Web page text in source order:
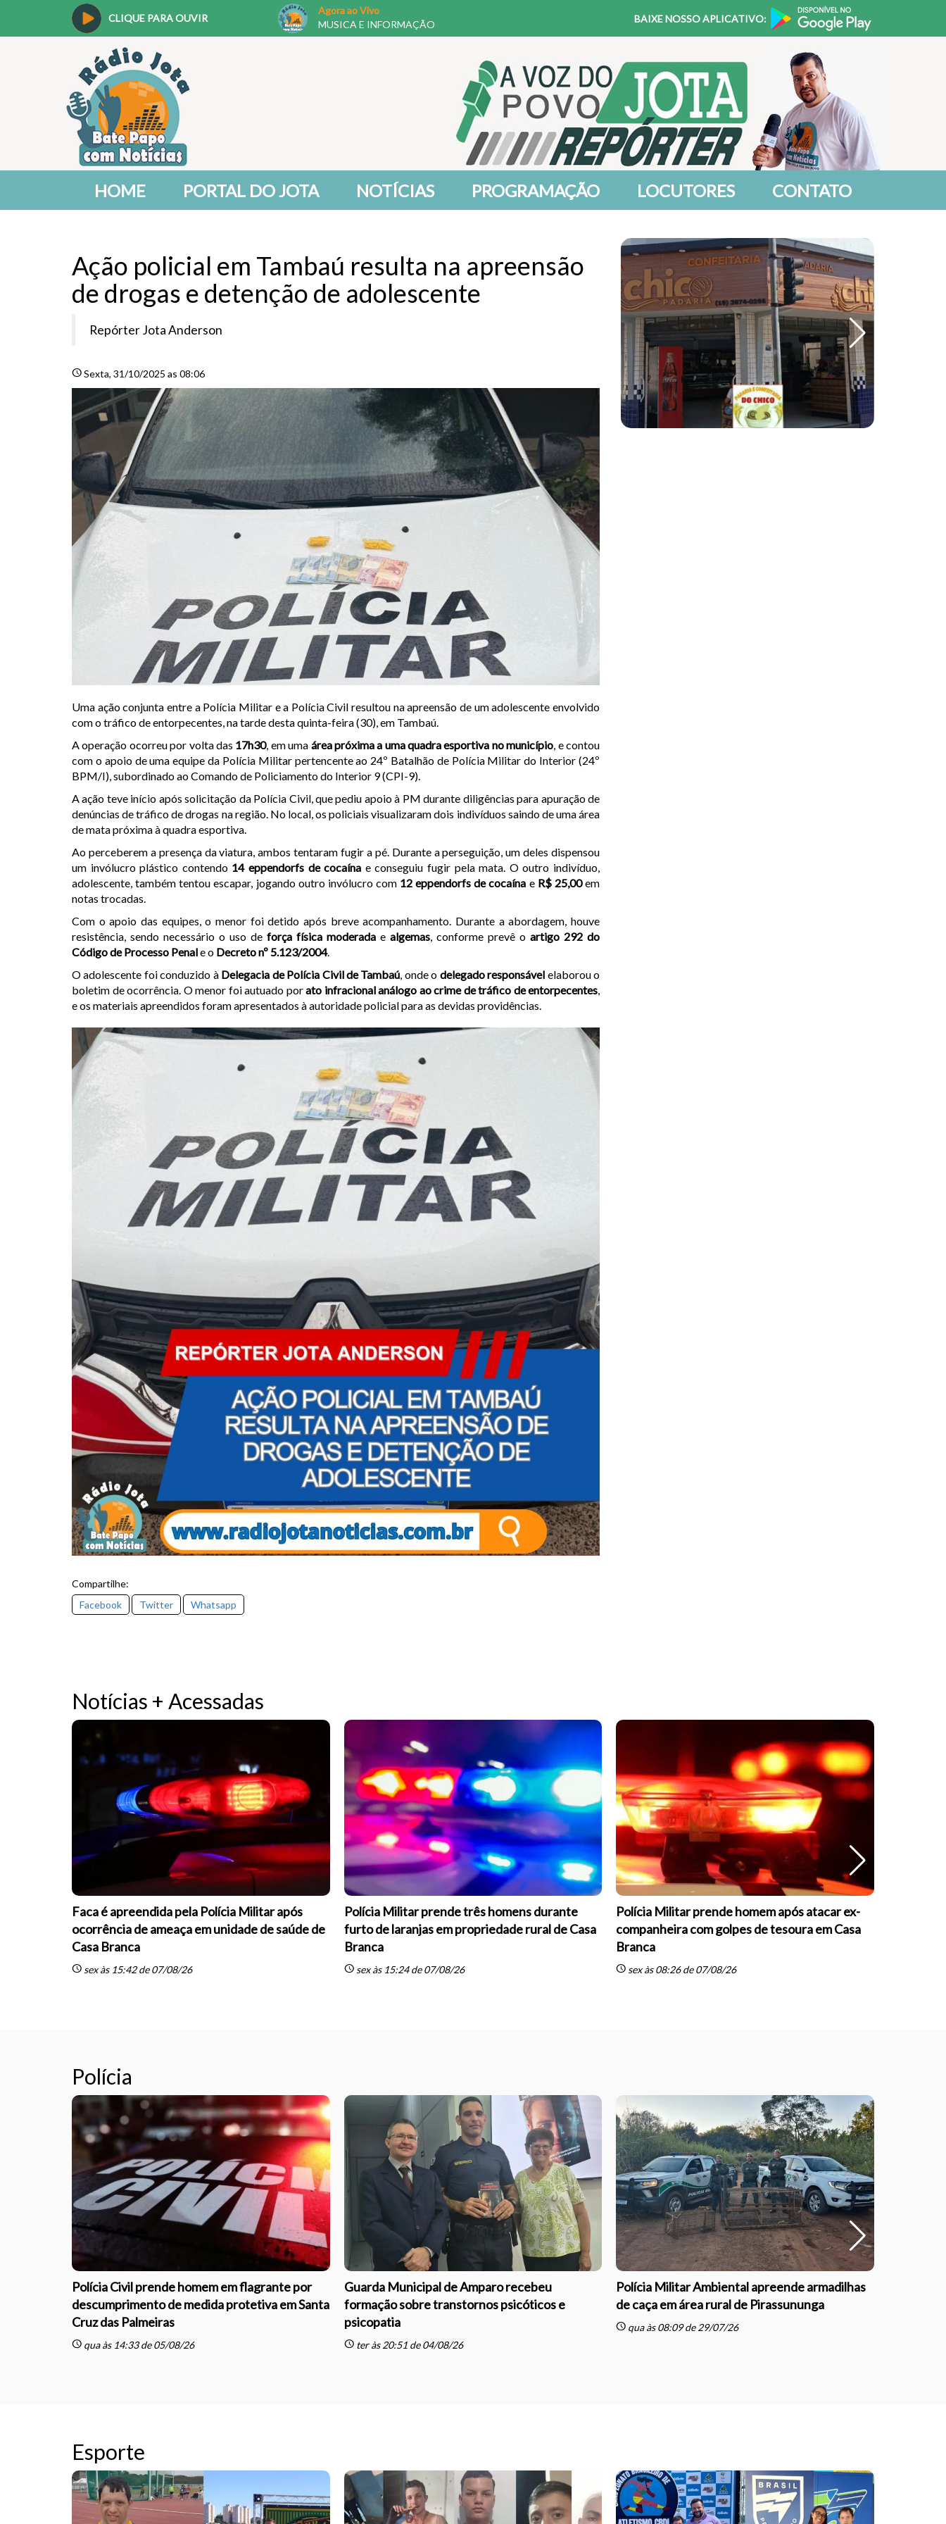
CLIQUE PARA OUVIR
Agora ao Vivo
MUSICA E INFORMAÇÃO
BAIXE NOSSO APLICATIVO:
HOME PORTAL DO JOTA NOTÍCIAS PROGRAMAÇÃO LOCUTORES CONTATO
Ação policial em Tambaú resulta na apreensão
de drogas e detenção de adolescente
Repórter Jota Anderson
scheduleSexta, 31/10/2025 as 08:06
Uma ação conjunta entre a Polícia Militar e a Polícia Civil resultou na apreensão de um adolescente envolvido
com o tráfico de entorpecentes, na tarde desta quinta-feira (30), em Tambaú.
A operação ocorreu por volta das 17h30, em uma área próxima a uma quadra esportiva no município, e contou
com o apoio de uma equipe da Polícia Militar pertencente ao 24º Batalhão de Polícia Militar do Interior (24º
BPM/I), subordinado ao Comando de Policiamento do Interior 9 (CPI-9).
A ação teve início após solicitação da Polícia Civil, que pediu apoio à PM durante diligências para apuração de
denúncias de tráfico de drogas na região. No local, os policiais visualizaram dois indivíduos saindo de uma área
de mata próxima à quadra esportiva.
Ao perceberem a presença da viatura, ambos tentaram fugir a pé. Durante a perseguição, um deles dispensou
um invólucro plástico contendo 14 eppendorfs de cocaína e conseguiu fugir pela mata. O outro indivíduo,
adolescente, também tentou escapar, jogando outro invólucro com 12 eppendorfs de cocaína e R$ 25,00em
notas trocadas.
Com o apoio das equipes, o menor foi detido após breve acompanhamento. Durante a abordagem, houve
resistência, sendo necessário o uso de força física moderada e algemas, conforme prevê o artigo 292 do
Código de Processo Penale o Decreto nº 5.123/2004.
O adolescente foi conduzido à Delegacia de Polícia Civil de Tambaú, onde o delegado responsável elaborou o
boletim de ocorrência. O menor foi autuado porato infracional análogo ao crime de tráfico de entorpecentes,
e os materiais apreendidos foram apresentados à autoridade policial para as devidas providências.
Compartilhe:
Facebook
Twitter Whatsapp
Notícias + Acessadas
Faca é apreendida pela Polícia Militar após
ocorrência de ameaça em unidade de saúde de
Casa Branca
schedule sex às 15:42 de 07/08/26
Polícia Militar prende três homens durante
furto de laranjas em propriedade rural de Casa
Branca
schedulesex às 15:24 de 07/08/26
Polícia Militar prende homem após atacar ex-
companheira com golpes de tesoura em Casa
Branca
schedule sex às 08:26 de 07/08/26
Polícia
Polícia Civil prende homem em flagrante por
descumprimento de medida protetiva em Santa
Cruz das Palmeiras
schedule qua às 14:33 de 05/08/26
Guarda Municipal de Amparo recebeu
formação sobre transtornos psicóticos e
psicopatia
scheduleter às 20:51 de 04/08/26
Polícia Militar Ambiental apreende armadilhas
de caça em área rural de Pirassununga
schedule qua às 08:09 de 29/07/26
Esporte